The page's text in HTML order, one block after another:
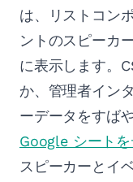
は、リストコン
ントのスピーカ
に表示します。
か、管理者イン
ーデータをすば
Google シート
スピーカーとイ